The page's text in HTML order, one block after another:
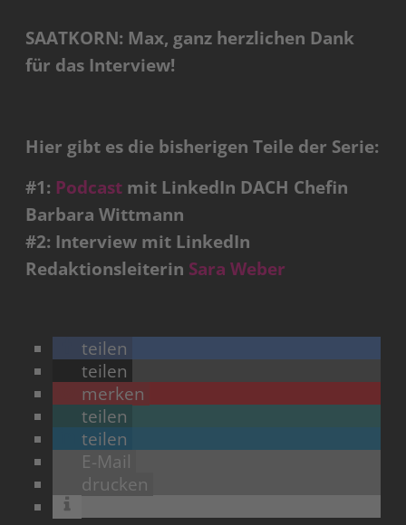
SAATKORN: Max, ganz herzlichen Dank
für das Interview!
Hier gibt es die bisherigen Teile der Serie:
#1: Podcast mit LinkedIn DACH Chefin
Barbara Wittmann
#2: Interview mit LinkedIn
Redaktionsleiterin Sara Weber
teilen
teilen
merken
teilen
teilen
E-Mail
drucken